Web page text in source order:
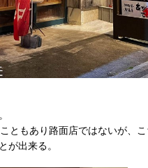
ともあり路面店ではないが、
が出来る。